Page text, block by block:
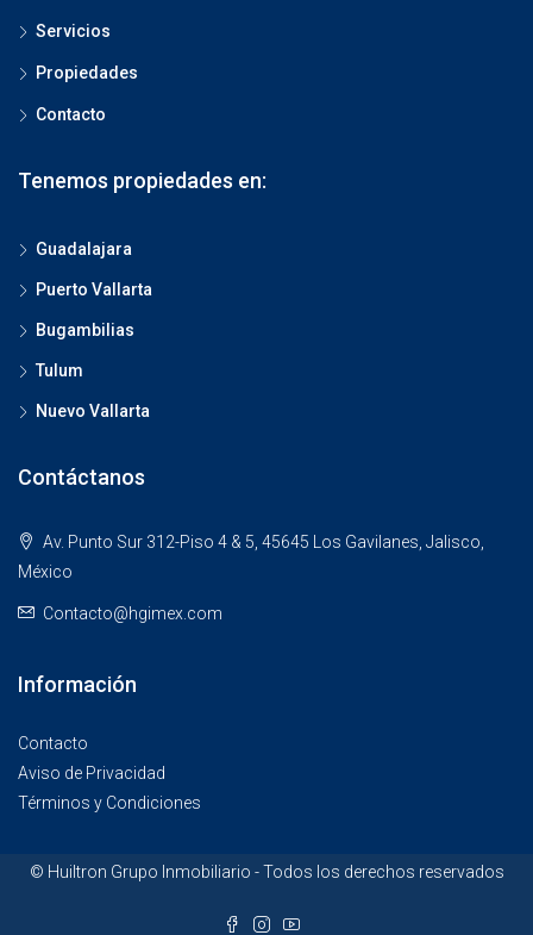
Servicios
Propiedades
Contacto
Tenemos propiedades en:
Guadalajara
Puerto Vallarta
Bugambilias
Tulum
Nuevo Vallarta
Contáctanos
Av. Punto Sur 312-Piso 4 & 5, 45645 Los Gavilanes, Jalisco,
México
Contacto@hgimex.com
Información
Contacto
Aviso de Privacidad
Términos y Condiciones
© Huiltron Grupo Inmobiliario - Todos los derechos reservados